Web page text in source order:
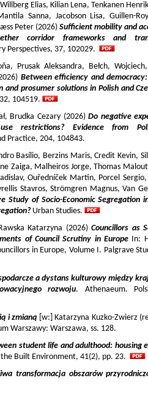
Elias, Kilian Lena, Tenkanen
Sanna, Jacobson Lisa, Guillen-
Peter (2026) Sufficient mobility and
corridor frameworks and
Perspectives, 37, 102029.
Prusak Aleksandra, Bełch,
Between efficiency and
prosumer solutions in Polish and
104519.
Brudka Cezary (2026)Do negative
restrictions? Evidence from
Practice, 204, 104843.
Basílio, Berzins Maris, Credit Kevin,
Zaiga, Malheiros Jorge, Thomas
Ouředníček Martin, Porcel
Stavros, Strömgren Magnus, Van
Study of Socio-Economic Segregation
Urban Studies.
Katarzyna (2026) Councillors as
of Council Scrutiny in EuropeIn:
in Europe, Volume I. Palgrave
a dystans kulturowy między
rozwoju. Athenaeum.
i zmianą [w:] Katarzyna Kuzko-Zwierz
Warszawy: Warszawa, ss. 128.
student life and adulthood: housing
Built Environment, 41(2), pp. 23.
transformacja obszarów